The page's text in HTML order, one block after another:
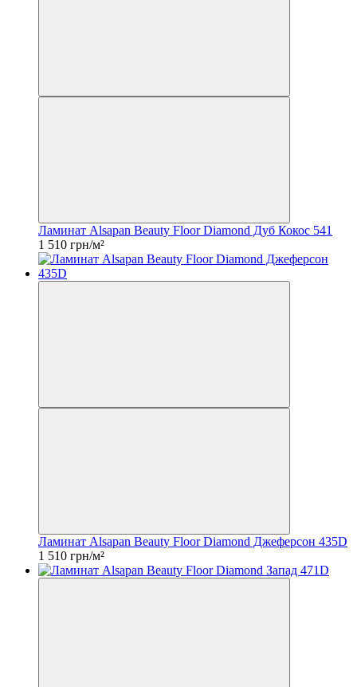
Ламинат Alsapan Beauty Floor Diamond Дуб Кокос 541
1 510 грн/м²
Ламинат Alsapan Beauty Floor Diamond Джеферсон 435D
1 510 грн/м²